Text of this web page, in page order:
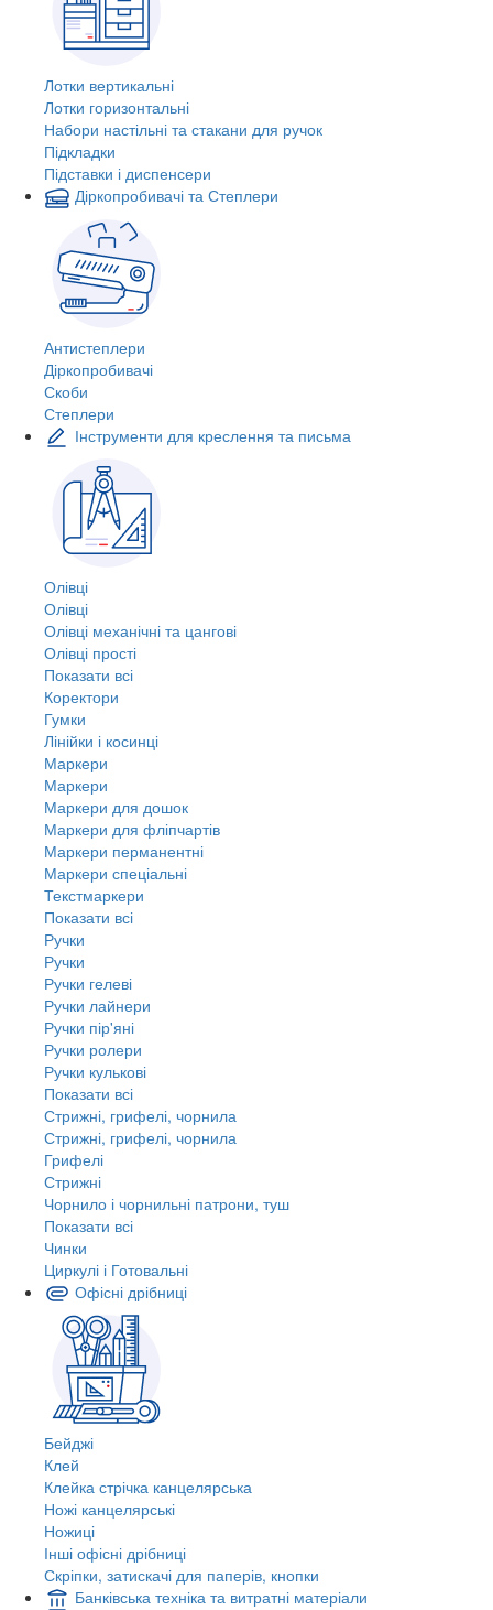
Лотки вертикальні
Лотки горизонтальні
Набори настільні та стакани для ручок
Підкладки
Підставки і диспенсери
Діркопробивачі та Степлери
Антистеплери
Діркопробивачі
Скоби
Степлери
Інструменти для креслення та письма
Олівці
Олівці
Олівці механічні та цангові
Олівці прості
Показати всі
Коректори
Гумки
Лінійки і косинці
Маркери
Маркери
Маркери для дошок
Маркери для фліпчартів
Маркери перманентні
Маркери спеціальні
Текстмаркери
Показати всі
Ручки
Ручки
Ручки гелеві
Ручки лайнери
Ручки пір'яні
Ручки ролери
Ручки кулькові
Показати всі
Стрижні, грифелі, чорнила
Стрижні, грифелі, чорнила
Грифелі
Стрижні
Чорнило і чорнильні патрони, туш
Показати всі
Чинки
Циркулі і Готовальні
Офісні дрібниці
Бейджі
Клей
Клейка стрічка канцелярська
Ножі канцелярські
Ножиці
Інші офісні дрібниці
Скріпки, затискачі для паперів, кнопки
Банківська техніка та витратні матеріали